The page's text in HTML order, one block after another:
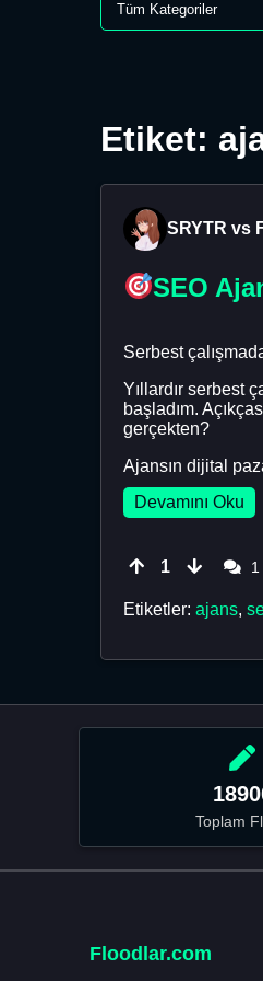
Etiket:
SRYTR vs
SEO
Serbest
Yıllardır serbest
başladım.
gerçekten?
Ajansın dijital
Devamını Oku
1 1
Etiketler: ajans,
Toplam
Floodlar.com